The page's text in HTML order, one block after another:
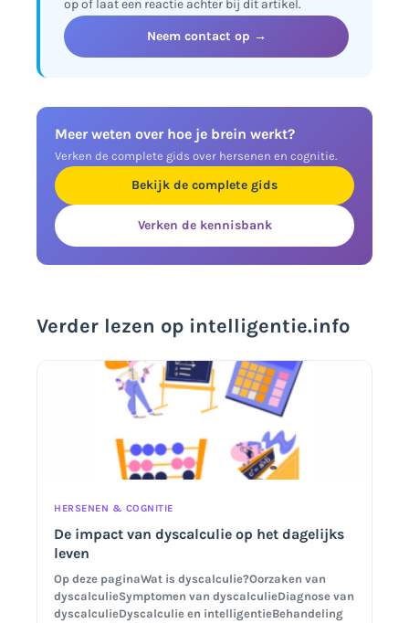
op of laat een reactie achter bij dit artikel.
Neem contact op →
Meer weten over hoe je brein werkt?
Verken de complete gids over hersenen en cognitie.
Bekijk de complete gids
Verken de kennisbank
Verder lezen op intelligentie.info
HERSENEN & COGNITIE
De impact van dyscalculie op het dagelijks
leven
Op deze paginaWat is dyscalculie?Oorzaken van
dyscalculieSymptomen van dyscalculieDiagnose van
dyscalculieDyscalculie en intelligentieBehandeling